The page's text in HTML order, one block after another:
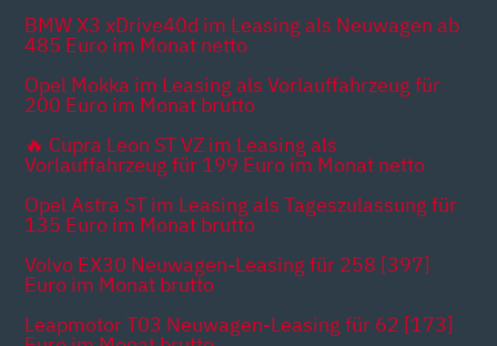
BMW X3 xDrive40d im Leasing als Neuwagen ab
485 Euro im Monat netto
Opel Mokka im Leasing als Vorlauffahrzeug für
200 Euro im Monat brutto
🔥 Cupra Leon ST VZ im Leasing als
Vorlauffahrzeug für 199 Euro im Monat netto
Opel Astra ST im Leasing als Tageszulassung für
135 Euro im Monat brutto
Volvo EX30 Neuwagen-Leasing für 258 [397]
Euro im Monat brutto
Leapmotor T03 Neuwagen-Leasing für 62 [173]